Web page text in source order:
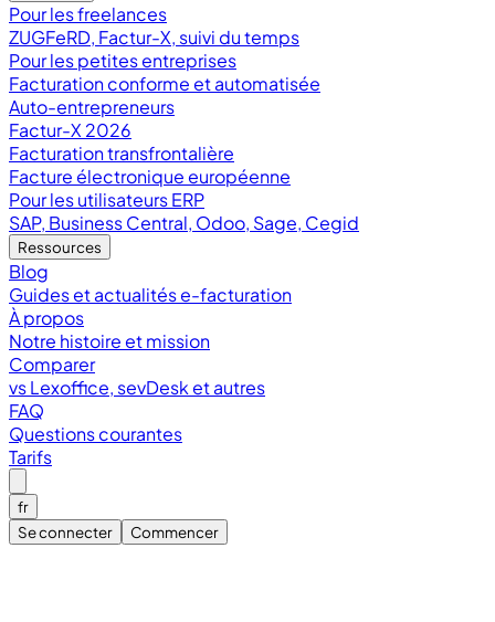
Pour les freelances
ZUGFeRD, Factur-X, suivi du temps
Pour les petites entreprises
Facturation conforme et automatisée
Auto-entrepreneurs
Factur-X 2026
Facturation transfrontalière
Facture électronique européenne
Pour les utilisateurs ERP
SAP, Business Central, Odoo, Sage, Cegid
Ressources
Blog
Guides et actualités e-facturation
À propos
Notre histoire et mission
Comparer
vs Lexoffice, sevDesk et autres
FAQ
Questions courantes
Tarifs
fr
Se connecter
Commencer